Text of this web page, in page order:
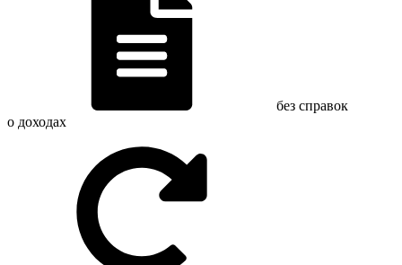
без справок
о доходах